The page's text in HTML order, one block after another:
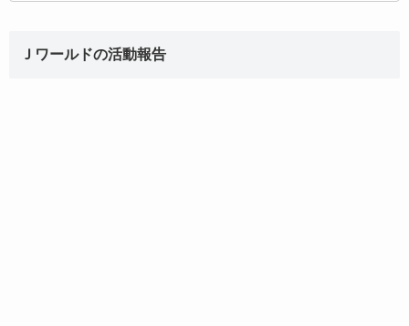
Ｊワールドの活動報告